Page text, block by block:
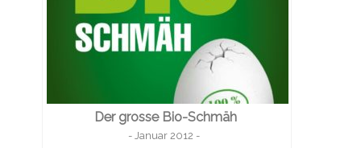
Der grosse Bio-Schmäh
- Januar 2012 -